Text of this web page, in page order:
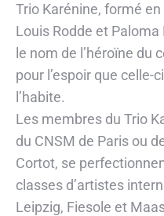
Trio Karénine, formé
Louis Rodde et
le nom de l’héroïne du
pour l’espoir que celle-
l’habite.
Les membres du Trio
du CNSM de Paris ou
Cortot, se
classes d’artistes
Leipzig, Fiesole et